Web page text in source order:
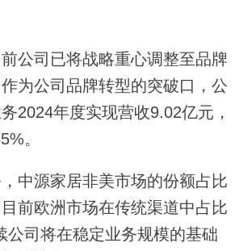
公司已将战略重心调整至品牌
为公司品牌转型的突破口，公
2024年度实现营收9.02亿元，
。
中源家居非美市场的份额占比
前欧洲市场在传统渠道中占比
公司将在稳定业务规模的基础